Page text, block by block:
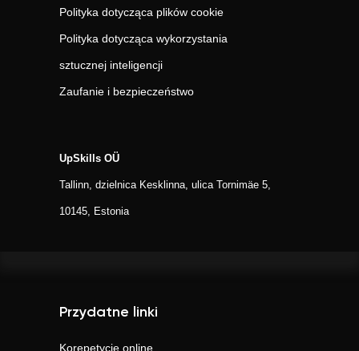
Polityka dotycząca plików cookie
Polityka dotycząca wykorzystania
sztucznej inteligencji
Zaufanie i bezpieczeństwo
UpSkills OÜ
Tallinn, dzielnica Kesklinna, ulica Tornimäe 5,
10145, Estonia
Przydatne linki
Korepetycje online